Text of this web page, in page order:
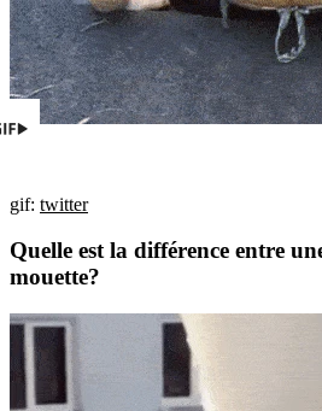
gif: twitter
Quelle est la différence entre
mouette?